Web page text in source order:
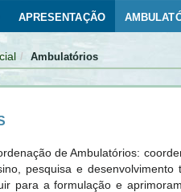
APRESENTAÇÃO
Ambulatórios
de Ambulatórios:
pesquisa e
para a formulação e